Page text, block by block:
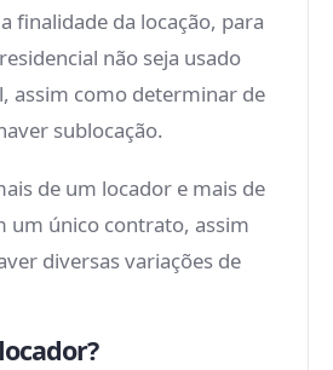
finalidade da locação, para
não seja usado
assim como determinar de
sublocação.
de um locador e mais de
um único contrato, assim
diversas variações de